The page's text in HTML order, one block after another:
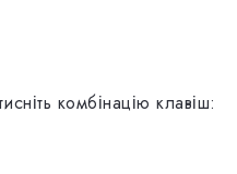
комбінацію клавіш: